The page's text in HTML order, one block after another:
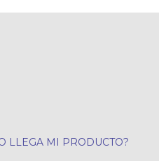
LLEGA MI PRODUCTO?